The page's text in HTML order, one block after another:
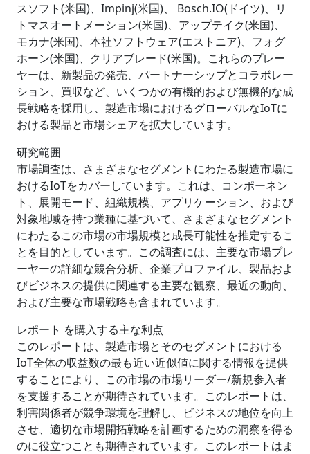
スソフト(米国)、Impinj(米国)、 Bosch.IO(ドイツ)、リ
トマスオートメーション(米国)、アップテイク(米国)、
モカナ(米国)、本社ソフトウェア(エストニア)、フォグ
ホーン(米国)、クリアブレード(米国)。これらのプレー
ヤーは、新製品の発売、パートナーシップとコラボレー
ション、買収など、いくつかの有機的および無機的な成
長戦略を採用し、製造市場におけるグローバルなIoTに
おける製品と市場シェアを拡大しています。
研究範囲
市場調査は、さまざまなセグメントにわたる製造市場に
おけるIoTをカバーしています。これは、コンポーネン
ト、展開モード、組織規模、アプリケーション、および
対象地域を持つ業種に基づいて、さまざまなセグメント
にわたるこの市場の市場規模と成長可能性を推定するこ
とを目的としています。この調査には、主要な市場プレ
ーヤーの詳細な競合分析、企業プロファイル、製品およ
びビジネスの提供に関連する主要な観察、最近の動向、
および主要な市場戦略も含まれています。
レポート を購入する主な利点
このレポートは、製造市場とそのセグメントにおける
IoT全体の収益数の最も近い近似値に関する情報を提供
することにより、この市場の市場リーダー/新規参入者
を支援することが期待されています。このレポートは、
利害関係者が競争環境を理解し、ビジネスの地位を向上
させ、適切な市場開拓戦略を計画するための洞察を得る
のに役立つことも期待されています。このレポートはま